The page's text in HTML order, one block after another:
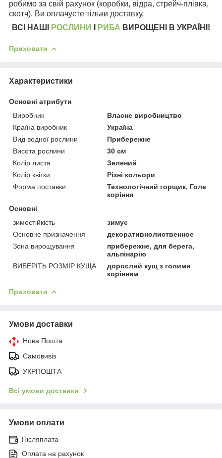
робимо за свій рахунок (коробки, відра, стрейч-плівка,
скотч). Ви оплачуєте тільки доставку.
ВСІ НАШІ
РОСЛИНИ РИБА ВИРОЩЕНІ В УКРАЇНІ!
Приховати
Характеристики
Основні атрибути
Виробник
Власне виробництво
Країна виробник
Україна
Вид водної рослини
Прибережне
Висота рослини
30 см
Колір листя
Зелений
Колір квітки
Різні кольори
Форма поставки
Технологічний горщик, Голе
коріння
Основні
зимостійкість
зимує
Основне призначення
декоративнолиственное
Зона вирощування
прибережне, для берега,
альпінарію
ВИБЕРІТЬ РОЗМІР КУЩА
дорослий кущ з голими
корінням
Приховати
Умови доставки
Нова Пошта
Самовивіз
УКРПОШТА
Всі умови доставки
Умови оплати
Післяплата
Оплата на рахунок